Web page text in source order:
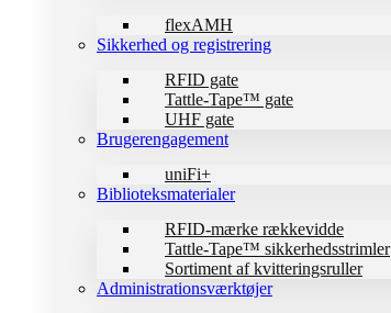
flexAMH
Sikkerhed og registrering
RFID gate
Tattle-Tape™ gate
UHF gate
Brugerengagement
uniFi+
Biblioteksmaterialer
RFID-mærke rækkevidde
Tattle-Tape™ sikkerhedsstrimler
Sortiment af kvitteringsruller
Administrationsværktøjer